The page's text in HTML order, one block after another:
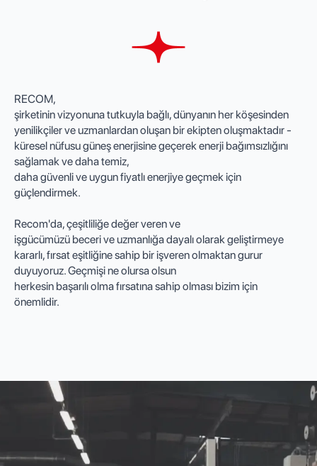
RECOM,
şirketinin vizyonuna tutkuyla bağlı, dünyanın her köşesinden
yenilikçiler ve uzmanlardan oluşan bir ekipten oluşmaktadır -
küresel nüfusu güneş enerjisine geçerek enerji bağımsızlığını
sağlamak ve daha temiz,
daha güvenli ve uygun fiyatlı enerjiye geçmek için
güçlendirmek.
Recom'da, çeşitliliğe değer veren ve
işgücümüzü beceri ve uzmanlığa dayalı olarak geliştirmeye
kararlı, fırsat eşitliğine sahip bir işveren olmaktan gurur
duyuyoruz. Geçmişi ne olursa olsun
herkesin başarılı olma fırsatına sahip olması bizim için
önemlidir.